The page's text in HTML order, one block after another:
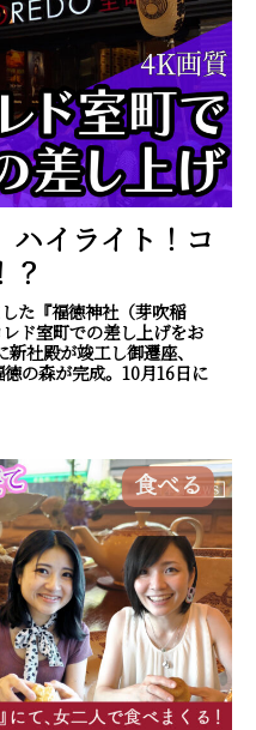
ハイライト！コ
？
た『福徳神社（芽吹稲
ド室町での差し上げをお
社殿が竣工し御遷座、
の森が完成。10月16日に
食べる